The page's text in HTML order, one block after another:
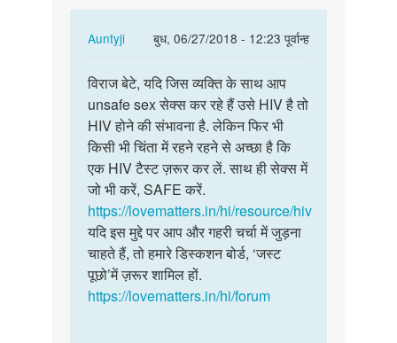
Auntyji
बुध, 06/27/2018 - 12:23 पूर्वान्ह
In
to
मैने
दो
लडको
के
साथ
गुदा…
by
विराज
विराज
बेटे,
यदि
जिस
व्यक्ति…
विराज बेटे, यदि जिस व्यक्ति के साथ आप
unsafe sex सेक्स कर रहे हैं उसे HIV है तो
HIV होने की संभावना है. लेकिन फिर भी
किसी भी चिंता में रहने रहने से अच्छा है कि
एक HIV टैस्ट ज़रूर कर लें. साथ ही सेक्स में
जो भी करें, SAFE करें.
https://lovematters.in/hi/resource/hiv
यदि इस मुद्दे पर आप और गहरी चर्चा में जुड़ना
चाहते हैं, तो हमारे डिस्कशन बोर्ड, ‘जस्ट
पूछो’में ज़रूर शामिल हों.
https://lovematters.in/hi/forum